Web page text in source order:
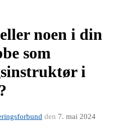
noen i din
som
i
den 7. mai 2024